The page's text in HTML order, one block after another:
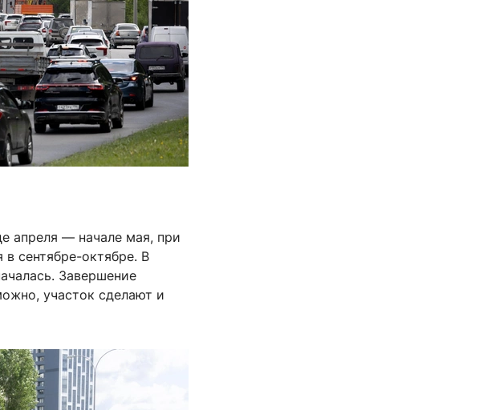
апреля — начале мая, при
сентябре-октябре. В
Завершение
участок сделают и